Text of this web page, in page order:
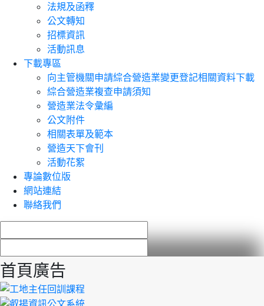
法規及函釋
公文轉知
招標資訊
活動訊息
下載專區
向主管機關申請綜合營造業變更登記相關資料下載
綜合營造業複查申請須知
營造業法令彙編
公文附件
相關表單及範本
營造天下會刊
活動花絮
專論數位版
網站連結
聯絡我們
首頁廣告